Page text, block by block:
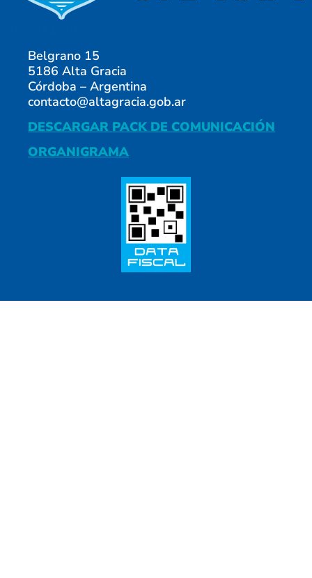
Belgrano 15
5186 Alta Gracia
Córdoba – Argentina
contacto@altagracia.gob.ar
DESCARGAR PACK DE COMUNICACIÓN
ORGANIGRAMA